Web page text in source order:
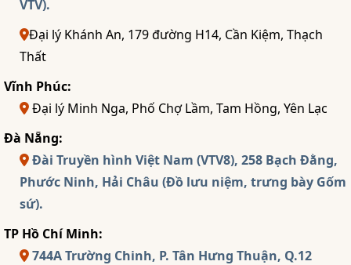
VTV).
Đại lý Khánh An, 179 đường H14, Cần Kiệm, Thạch
Thất
Vĩnh Phúc:
Đại lý Minh Nga, Phố Chợ Lầm, Tam Hồng, Yên Lạc
Đà Nẵng:
Đài Truyền hình Việt Nam (VTV8), 258 Bạch Đằng,
Phước Ninh, Hải Châu (Đồ lưu niệm, trưng bày Gốm
sứ).
TP Hồ Chí Minh:
744A Trường Chinh, P. Tân Hưng Thuận, Q.12